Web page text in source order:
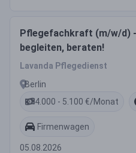
Pflegefachkraft (m/w/d)
begleiten, beraten!
Lavanda Pflegedienst
Berlin
4.000 - 5.100 €/Monat
Firmenwagen
05.08.2026